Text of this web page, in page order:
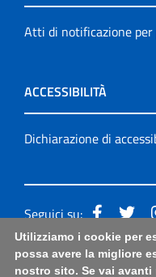
Atti di notificazione per
ACCESSIBILITÀ
Dichiarazione di
Seguici su:
Accessibilità: form di
Utilizziamo i cookie per
possa avere la migliore
nostro sito. Se vai